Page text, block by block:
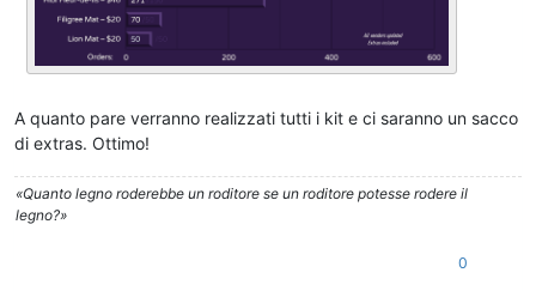
A quanto pare verranno realizzati tutti i kit e ci saranno un sacco
di extras. Ottimo!
«Quanto legno roderebbe un roditore se un roditore potesse rodere il
legno?»
0